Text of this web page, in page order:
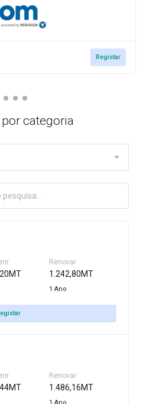
Registar
categoria
Renovar
1.242,80MT
1 Ano
Renovar
1.486,16MT